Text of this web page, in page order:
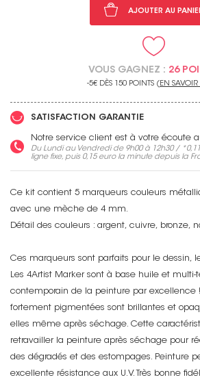
AJOUTER AU
VOUS GAGNEZ : 26
-5€ DÈS 150 POINTS ( EN SAVOIR
SATISFACTION GARANTIE
Notre service client est à votre écoute
Du Lundi au Vendredi de 9h00 à 12h30 / *
ligne fixe, puis 0,15 eurola minute depuis la
Ce kit contient 5 marqueurs couleurs
avec une mèche de 4 mm.
Détail des couleurs : argent, cuivre, bronze,
Ces marqueurs sont parfaits pour le dessin,
Les 4Artist Marker sont à base huile et multi-
contemporain de la peinture par excellence
fortement pigmentées sont brillantes et
elles même après séchage. Cette
retravailler la peinture après séchage pour
des dégradés et des estompages. Peinture
excellente résistance aux U.V. Très bonne